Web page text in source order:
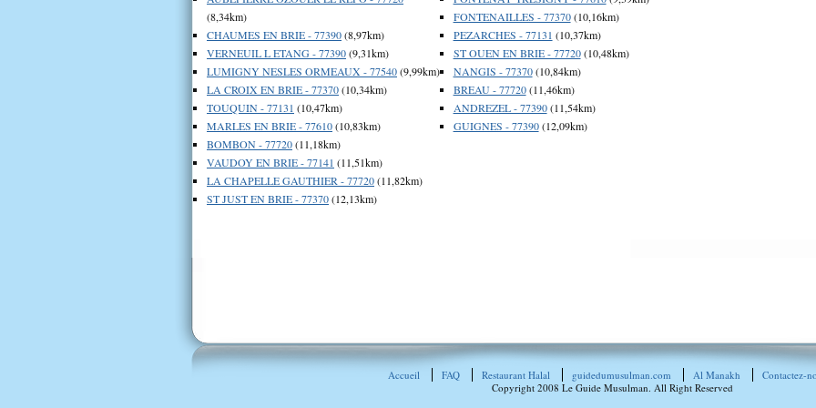
(8,34km)
CHAUMES EN BRIE - 77390(8,97km)
VERNEUIL L ETANG - 77390(9,31km)
LUMIGNY NESLES ORMEAUX - 77540(9,99km)
LA CROIX EN BRIE - 77370(10,34km)
TOUQUIN - 77131 (10,47km)
MARLES EN BRIE - 77610(10,83km)
BOMBON - 77720(11,18km)
VAUDOY EN BRIE - 77141 (11,51km)
LA CHAPELLE GAUTHIER - 77720(11,82km)
ST JUST EN BRIE - 77370(12,13km)
FONTENAILLES - 77370(10,16km)
PEZARCHES - 77131 (10,37km)
ST OUEN EN BRIE - 77720(10,48km)
NANGIS - 77370(10,84km)
BREAU - 77720(11,46km)
ANDREZEL - 77390(11,54km)
GUIGNES - 77390(12,09km)
Accueil FAQ Restaurant Halal guidedumusulman.com Al Manakh
Contactez-
Copyright 2008 Le Guide Musulman. All Right Reserved